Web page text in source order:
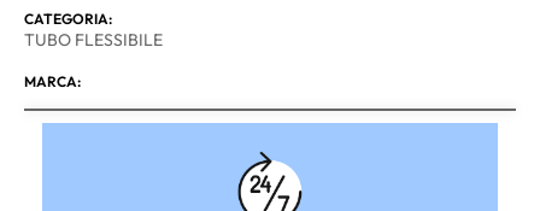
CATEGORIA:
TUBO FLESSIBILE
MARCA: